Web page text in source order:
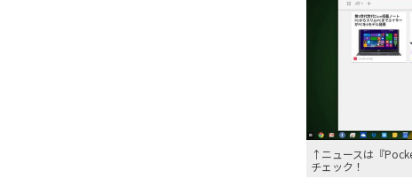
↑ニュースは『
チェック！